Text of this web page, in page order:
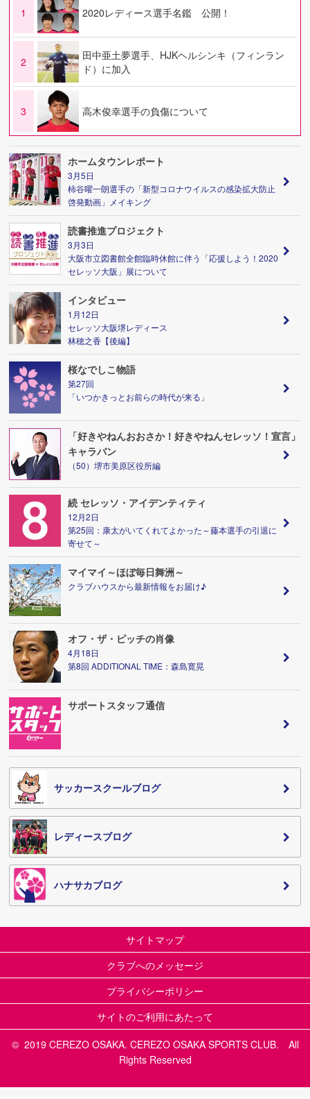
1 2020レディース選手名鑑 公開！
2
田中亜土夢選手、HJKヘルシンキ（フィンラン
ド）に加入
3 高木俊幸選手の負傷について
ホームタウンレポート
3月5日
柿谷曜一朗選手の「新型コロナウイルスの感染拡大防止
啓発動画」メイキング
読書推進プロジェクト
3月3日
大阪市立図書館全館臨時休館に伴う「応援しよう！2020
セレッソ大阪」展について
インタビュー
1月12日
セレッソ大阪堺レディース
林穂之香【後編】
桜なでしこ物語
第27回
「いつかきっとお前らの時代が来る」
「好きやねんおおさか！好きやねんセレッソ！宣言」
キャラバン
（50）堺市美原区役所編
続 セレッソ・アイデンティティ
12月2日
第25回：康太がいてくれてよかった～藤本選手の引退に
寄せて～
マイマイ～ほぼ毎日舞洲～
クラブハウスから最新情報をお届け♪
オフ・ザ・ピッチの肖像
4月18日
第8回 ADDITIONAL TIME：森島寛晃
サポートスタッフ通信
サッカースクールブログ
レディースブログ
ハナサカブログ
サイトマップ
クラブへのメッセージ
プライバシーポリシー
サイトのご利用にあたって
© 2019 CEREZO OSAKA. CEREZO OSAKA SPORTS CLUB. All
Rights Reserved